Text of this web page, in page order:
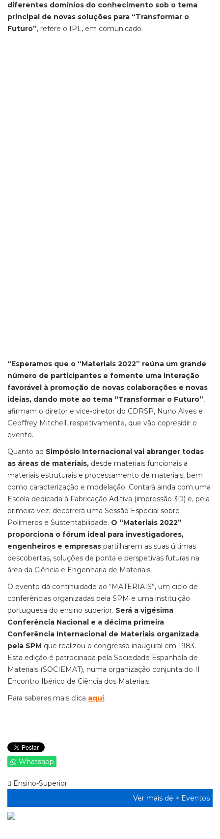
diferentes domínios do conhecimento sob o tema
principal de novas soluções para “Transformar o
Futuro”, refere o IPL, em comunicado.
“Esperamos que o “Materiais 2022” reúna um grande
número de participantes e fomente uma interação
favorável à promoção de novas colaborações e novas
ideias, dando mote ao tema “Transformar o Futuro”,
afirmam o diretor e vice-diretor do CDRSP, Nuno Alves e
Geoffrey Mitchell, respetivamente, que vão copresidir o
evento.
Quanto ao Simpósio Internacional vai abranger todas
as áreas de materiais, desde materiais funcionais a
materiais estruturais e processamento de materiais, bem
como caracterização e modelação. Contará ainda com uma
Escola dedicada à Fabricação Aditiva (impressão 3D) e, pela
primeira vez, decorrerá uma Sessão Especial sobre
Polímeros e Sustentabilidade. O “Materiais 2022”
proporciona o fórum ideal para investigadores,
engenheiros e empresas partilharem as suas últimas
descobertas, soluções de ponta e perspetivas futuras na
área da Ciência e Engenharia de Materiais.
O evento dá continuidade ao “MATERIAIS”, um ciclo de
conferências organizadas pela SPM e uma instituição
portuguesa do ensino superior. Será a vigésima
Conferência Nacional e a décima primeira
Conferência Internacional de Materiais organizada
pela SPM que realizou o congresso inaugural em 1983.
Esta edição é patrocinada pela Sociedade Espanhola de
Materiais (SOCIEMAT), numa organização conjunta do II
Encontro Ibérico de Ciência dos Materiais.
Para saberes mais clica aqui.
Whatsapp
Ensino-Superior
Ver mais de > Eventos